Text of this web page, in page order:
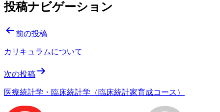
投稿ナビゲーション
前の投稿
カリキュラムについて
次の投稿
医療統計学・臨床統計学（臨床統計家育成コース）